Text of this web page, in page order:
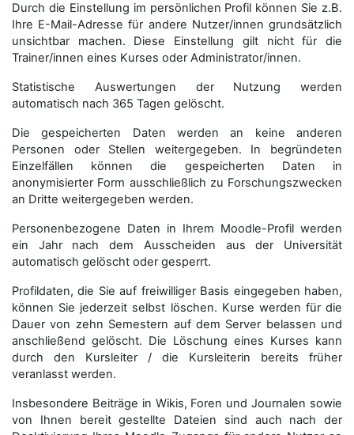
Durch die Einstellung im persönlichen Profil können Sie z.B.
Ihre E-Mail-Adresse für andere Nutzer/innen grundsätzlich
unsichtbar machen. Diese Einstellung gilt nicht für die
Trainer/innen eines Kurses oder Administrator/innen.
Statistische Auswertungen der Nutzung werden
automatisch nach 365 Tagen gelöscht.
Die gespeicherten Daten werden an keine anderen
Personen oder Stellen weitergegeben. In begründeten
Einzelfällen können die gespeicherten Daten in
anonymisierter Form aus­schließ­lich zu Forschungszwecken
an Dritte weitergegeben werden.
Personenbezogene Daten in Ihrem Moodle-Profil werden
ein Jahr nach dem Ausscheiden aus der Universität
automatisch gelöscht oder gesperrt.
Profildaten, die Sie auf freiwilliger Basis eingegeben haben,
können Sie jederzeit selbst löschen. Kurse werden für die
Dauer von zehn Semestern auf dem Server belassen und
anschließend gelöscht. Die Löschung eines Kurses kann
durch den Kursleiter / die Kursleiterin bereits früher
veranlasst werden.
Insbesondere Beiträge in Wikis, Foren und Journalen sowie
von Ihnen bereit gestellte Dateien sind auch nach der